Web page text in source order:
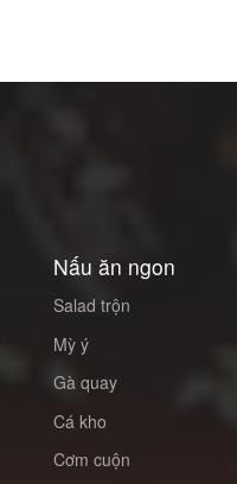
Nấu ăn ngon
Salad trộn
Mỳ ý
Gà quay
Cá kho
Cơm cuộn